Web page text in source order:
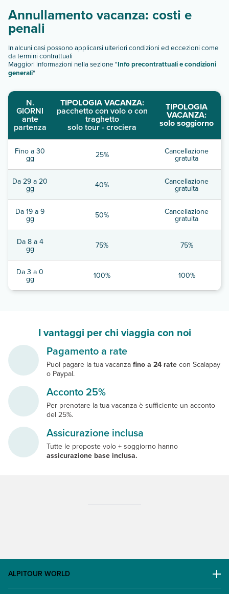
Annullamento vacanza: costi e
penali
In alcuni casi possono applicarsi ulteriori condizioni ed eccezioni come
da termini contrattuali
Maggiori informazioni nella sezione "Info precontrattuali e condizioni
generali"
N.
GIORNI
ante
partenza
TIPOLOGIA VACANZA:
pacchetto con volo o con
traghetto
solo tour - crociera
TIPOLOGIA
VACANZA:
solo soggiorno
Fino a 30
gg 25% Cancellazione
gratuita
Da 29 a 20
gg 40% Cancellazione
gratuita
Da 19 a 9
gg 50% Cancellazione
gratuita
Da 8 a 4
gg 75% 75%
Da 3 a 0
gg 100% 100%
I vantaggi per chi viaggia con noi
Pagamento a rate
Puoi pagare la tua vacanza fino a 24 rate con Scalapay
o Paypal.
Acconto 25%
Per prenotare la tua vacanza è sufficiente un acconto
del 25%.
Assicurazione inclusa
Tutte le proposte volo + soggiorno hanno
assicurazione base inclusa.
ALPITOUR WORLD